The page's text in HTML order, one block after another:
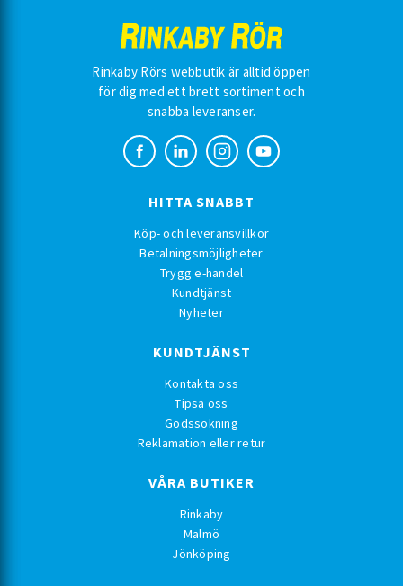
Rinkaby Rörs webbutik är alltid öppen
för dig med ett brett sortiment och
snabba leveranser.
HITTA SNABBT
Köp- och leveransvillkor
Betalningsmöjligheter
Trygg e-handel
Kundtjänst
Nyheter
KUNDTJÄNST
Kontakta oss
Tipsa oss
Godssökning
Reklamation eller retur
VÅRA BUTIKER
Rinkaby
Malmö
Jönköping